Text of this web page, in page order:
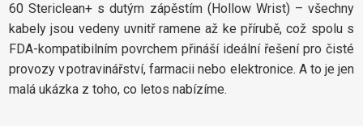
60 Stericlean+ s dutým zápěstím (Hollow Wrist) – všechny
kabely jsou vedeny uvnitř ramene až ke přírubě, což spolu s
FDA-kompatibilním povrchem přináší ideální řešení pro čisté
provozy v potravinářství, farmacii nebo elektronice. A to je jen
malá ukázka z toho, co letos nabízíme.